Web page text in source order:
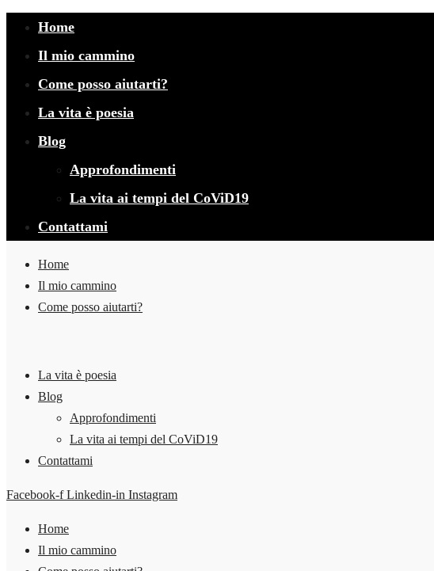
Home
Il mio cammino
Come posso aiutarti?
La vita è poesia
Blog
Approfondimenti
La vita ai tempi del CoViD19
Contattami
Home
Il mio cammino
Come posso aiutarti?
La vita è poesia
Blog
Approfondimenti
La vita ai tempi del CoViD19
Contattami
Facebook-f Linkedin-in Instagram
Home
Il mio cammino